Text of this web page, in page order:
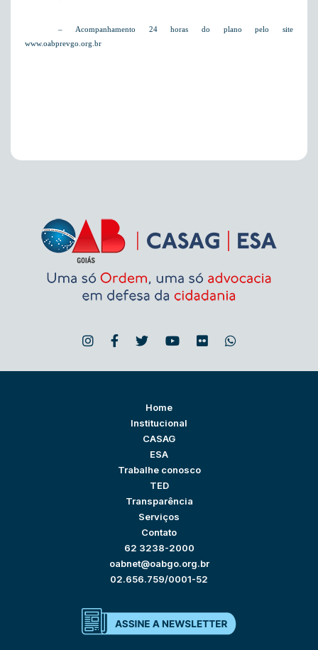
– Acompanhamento 24 horas do plano pelo site
www.oabprevgo.org.br
Home
Institucional
CASAG
ESA
Trabalhe conosco
TED
Transparência
Serviços
Contato
62 3238-2000
oabnet@oabgo.org.br
02.656.759/0001-52